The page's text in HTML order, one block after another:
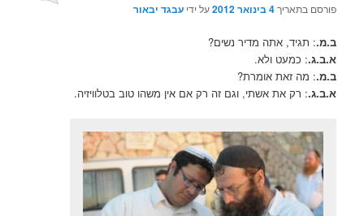
פורסם בתאריך4 בינואר 2012 על ידיעבגד יבאור
ב.מ.: תגיד, אתה מדיר נשים?
א.ב.ג.: כמעט ולא.
ב.מ.: מה זאת אומרת?
א.ב.ג.: רק את אשתי, וגם זה רק אם אין משהו טוב בטלוויזיה.